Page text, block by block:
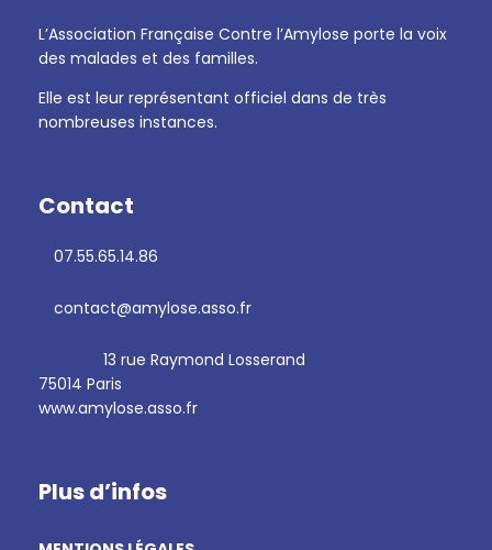
L’Association Française Contre l’Amylose porte la voix
des malades et des familles.
Elle est leur représentant officiel dans de très
nombreuses instances.
Contact
07.55.65.14.86
contact@amylose.asso.fr
13 rue Raymond Losserand
75014 Paris
www.amylose.asso.fr
Plus d’infos